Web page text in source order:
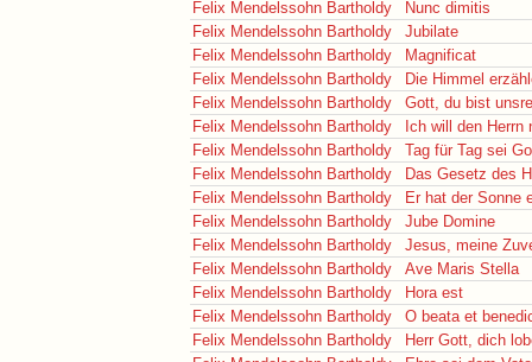
Felix Mendelssohn Bartholdy
Nunc dimitis
Felix Mendelssohn Bartholdy
Jubilate
Felix Mendelssohn Bartholdy
Magnificat
Felix Mendelssohn Bartholdy
Die Himmel
Felix Mendelssohn Bartholdy
Gott, du bist
Felix Mendelssohn Bartholdy
Ich will den
Felix Mendelssohn Bartholdy
Tag für Tag sei
Felix Mendelssohn Bartholdy
Das Gesetz des
Felix Mendelssohn Bartholdy
Er hat der Sonne
Felix Mendelssohn Bartholdy
Jube Domine
Felix Mendelssohn Bartholdy
Jesus, meine
Felix Mendelssohn Bartholdy
Ave Maris Stella
Felix Mendelssohn Bartholdy
Hora est
Felix Mendelssohn Bartholdy
O beata et
Felix Mendelssohn Bartholdy
Herr Gott, dich